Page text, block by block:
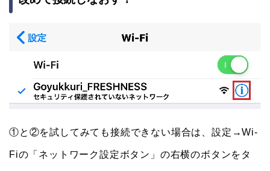
①と②を試してみても接続できない場合は、設定→Wi-
Fiの「ネットワーク設定ボタン」の右横のボタンをタ